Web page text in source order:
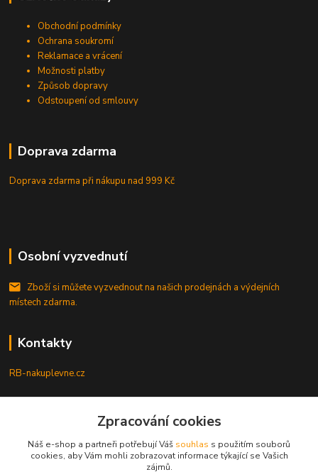
Obchodní podmínky
Ochrana soukromí
Reklamace a vrácení
Možnosti platby
Způsob dopravy
Odstoupení od smlouvy
Doprava zdarma
Doprava zdarma při nákupunad 999 Kč
Osobní vyzvednutí
Zboží si můžete vyzvednout na našich prodejnách a výdejních
místech zdarma.
Kontakty
RB-nakuplevne.cz
+420 222722421
info@rb-nakuplevne.cz
Zpracování cookies
Náš e-shop a partneři potřebují Váš souhlas s použitím souborů
cookies, aby Vám mohli zobrazovat informace týkající se Vašich
zájmů.